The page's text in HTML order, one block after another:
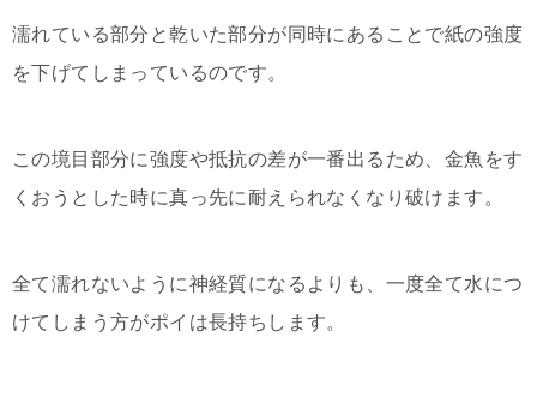
濡れている部分と乾いた部分が同時にあることで紙の強度
を下げてしまっているのです。
この境目部分に強度や抵抗の差が一番出るため、金魚をす
くおうとした時に真っ先に耐えられなくなり破けます。
全て濡れないように神経質になるよりも、一度全て水につ
けてしまう方がポイは長持ちします。